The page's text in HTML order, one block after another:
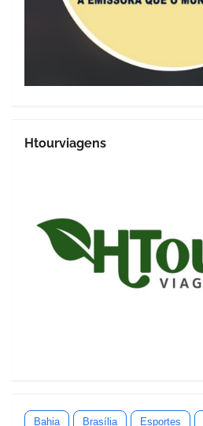
Htourviagens
Bahia Brasília Esportes